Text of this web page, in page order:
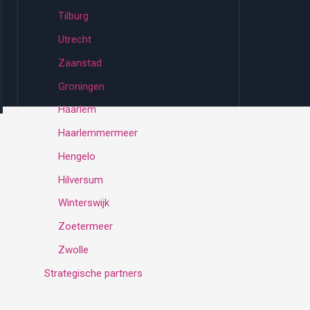
Tilburg
Utrecht
Zaanstad
Groningen
Haarlem
Haarlemmermeer
Hengelo
Hilversum
Winterswijk
Zoetermeer
Zwolle
Strategische partners